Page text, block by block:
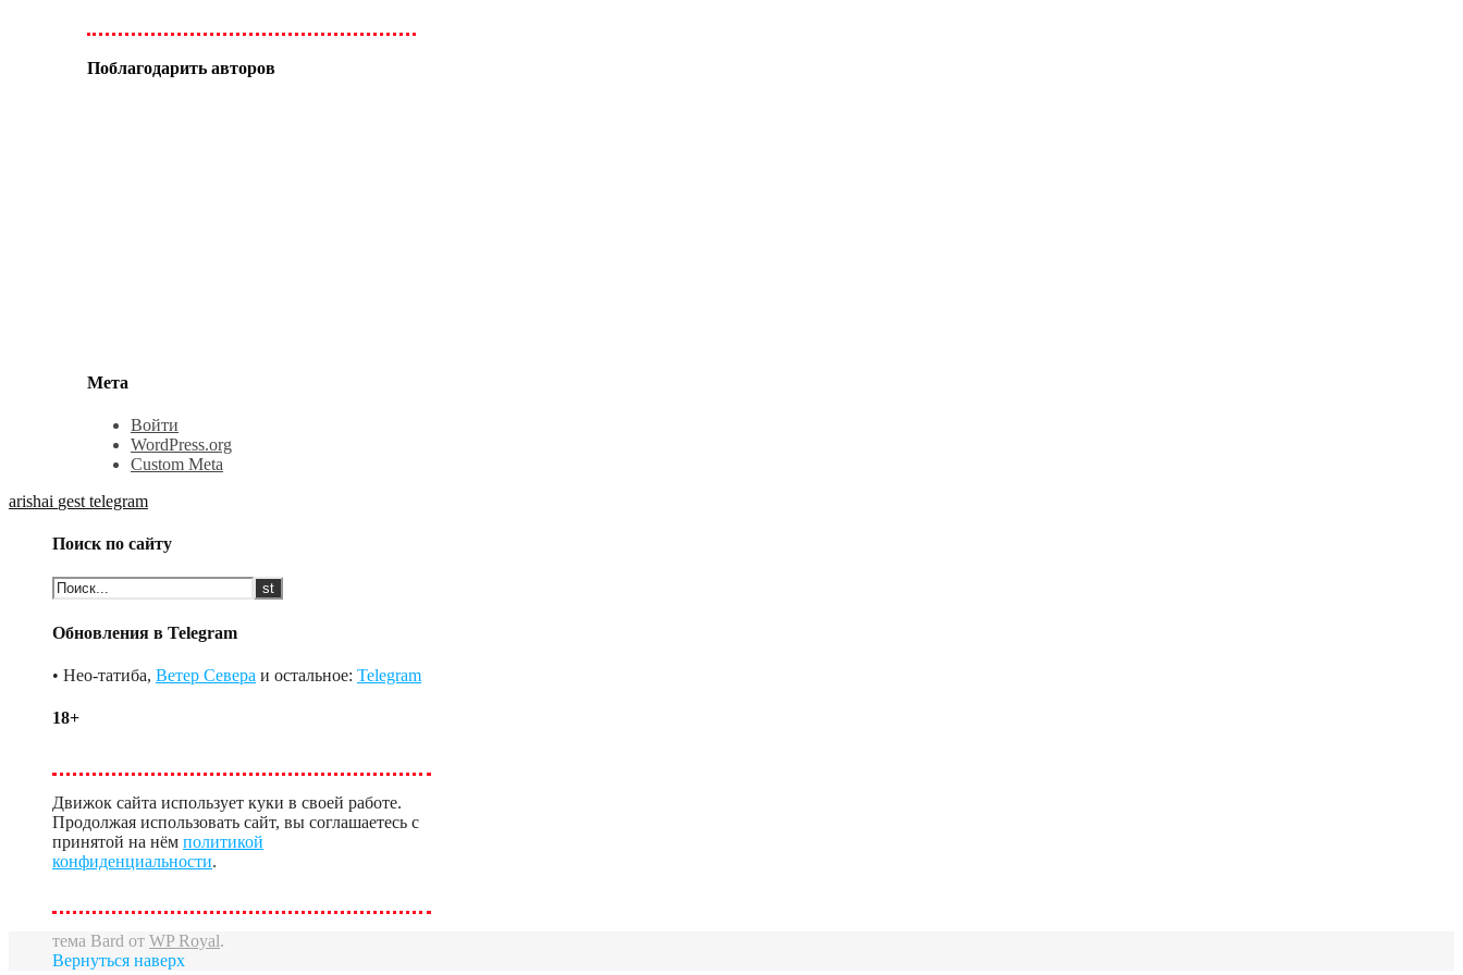
Поблагодарить авторов
Мета
Войти
WordPress.org
Custom Meta
arishai gest telegram
Поиск по сайту
Обновления в Telegram
• Нео-татиба, Ветер Севера и остальное: Telegram
18+
Движок сайта использует куки в своей работе.
Продолжая использовать сайт, вы соглашаетесь с
принятой на нём политикой
конфиденциальности.
тема Bard от WP Royal.
Вернуться наверх